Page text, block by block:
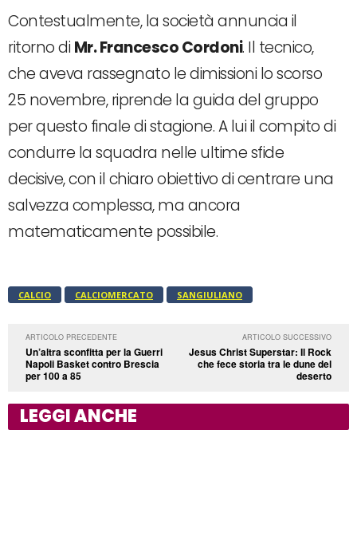
Contestualmente, la società annuncia il
ritorno di Mr. Francesco Cordoni. Il tecnico,
che aveva rassegnato le dimissioni lo scorso
25 novembre, riprende la guida del gruppo
per questo finale di stagione. A lui il compito di
condurre la squadra nelle ultime sfide
decisive, con il chiaro obiettivo di centrare una
salvezza complessa, ma ancora
matematicamente possibile.
CALCIO CALCIOMERCATO SANGIULIANO
ARTICOLO PRECEDENTE
Un’altra sconfitta per la Guerri
Napoli Basket contro Brescia
per 100 a 85
ARTICOLO SUCCESSIVO
Jesus Christ Superstar: Il Rock
che fece storia tra le dune del
deserto
LEGGI ANCHE